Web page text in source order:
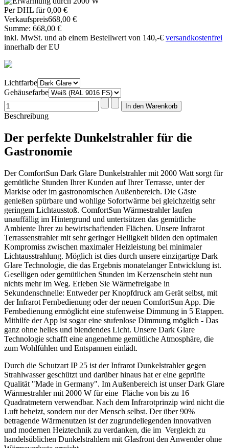
Per DHL für 0,00 €
Verkaufspreis668,00 €
Summe: 668,00 €
inkl. MwSt. und ab einem Bestellwert von 140,-€ versandkostenfrei
innerhalb der EU
Lichtfarbe
Gehäusefarbe
Beschreibung
Der perfekte Dunkelstrahler für die
Gastronomie
Der ComfortSun Dark Glare Dunkelstrahler mit 2000 Watt sorgt für
gemütliche Stunden Ihrer Kunden auf Ihrer Terrasse, unter der
Markise oder im gastronomischen Außenbereich. Die Gäste
genießen spürbare und wohlige Sofortwärme bei gleichzeitig sehr
geringem Lichtausstoß. ComfortSun Wärmestrahler laufen
unauffällig im Hintergrund und untertsützen das gemütliche
Ambiente Ihrer zu bewirtschaftenden Flächen. Unsere Infrarot
Terrassenstrahler mit sehr geringer Helligkeit bilden den optimalen
Kompromiss zwischen maximaler Heizleistung bei minimaler
Lichtausstrahlung. Möglich ist dies durch unsere einzigartige Dark
Glare Technologie, die das Ergebnis monatelanger Entwicklung ist.
Geselligen oder gemütlichen Stunden im Kerzenschein steht nun
nichts mehr im Weg. Erleben Sie Wärmefreigabe in
Sekundenschnelle: Entweder per Knopfdruck am Gerät selbst, mit
der Infrarot Fernbedienung oder der neuen ComfortSun App. Die
Fernbedienung ermöglicht eine stufenweise Dimmung in 5 Etappen.
Mithilfe der App ist sogar eine stufenlose Dimmung möglich - Das
ganz ohne helles und blendendes Licht. Unsere Dark Glare
Technologie schafft eine angenehme gemütliche Atmosphäre, die
zum Wohlfühlen und Entspannen einlädt.
Durch die Schutzart IP 25 ist der Infrarot Dunkelstrahler gegen
Strahlwasser geschützt und darüber hinaus hat er eine geprüfte
Qualität "Made in Germany". Im Außenbereich ist unser Dark Glare
Wärmestrahler mit 2000 W für eine Fläche von bis zu 16
Quadratmetern verwendbar. Nach dem Infrarotprinzip wird nicht die
Luft beheizt, sondern nur der Mensch selbst. Der über 90%
betragende Wärmenutzen ist der zugrundeliegenden innovativen
und modernen Heiztechnik zu verdanken, die im Vergleich zu
handelsüblichen Dunkelstrahlern mit Glasfront den Anwender ohne